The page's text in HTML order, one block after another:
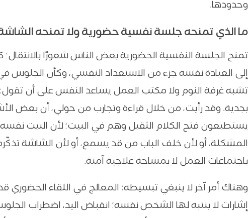
وحدودها.
ما الذي تمنحه جلسة نفسية حضورية ولا تمنحه الشاشة
تمنح الجلسة النفسية الحضورية بعض الناس شعورًا بالانتقال؛
إلى العيادة نفسه جزء من الاستعداد النفسي، وكأن الجلوس
تشبه غرفة النوم ولا مكتب العمل يساعد النفس على أن تقول:
بجدية. وقد رأيت، من خلال قراءة وتجارب من حولي، أن بعض
يستطيعون فتح الكلام الثقيل وهم في البيت؛ لأن البيت
المشكلة، أو لأن خلف الباب من قد يسمع، أو لأن الشاشة
باجتماعات العمل لا بمساحة علاجية آمنة.
وهناك أمر آخر لا ينبغي تبسيطه: المعالج في اللقاء الحضوري
إشارات لا ينتبه لها الشخص نفسه؛ انقباض اليد، اضطراب